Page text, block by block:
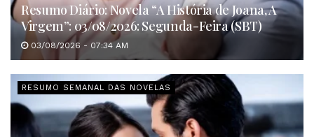
Resumo Diário: Novela “A História de Joana, A
Virgem”: 03/08/2026: Segunda-Feira (SBT)
03/08/2026 - 07:34 AM
RESUMO SEMANAL DAS NOVELAS